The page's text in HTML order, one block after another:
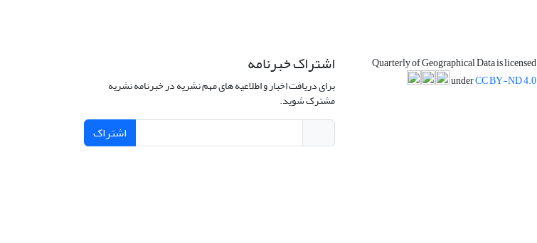
Quarterly of Geographical Data is licensed
underCC BY-ND 4.0
اشتراک خبرنامه
برای دریافت اخبار و اطلاعیه های مهم نشریه در خبرنامه نشریه
مشترک شوید.
اشتراک